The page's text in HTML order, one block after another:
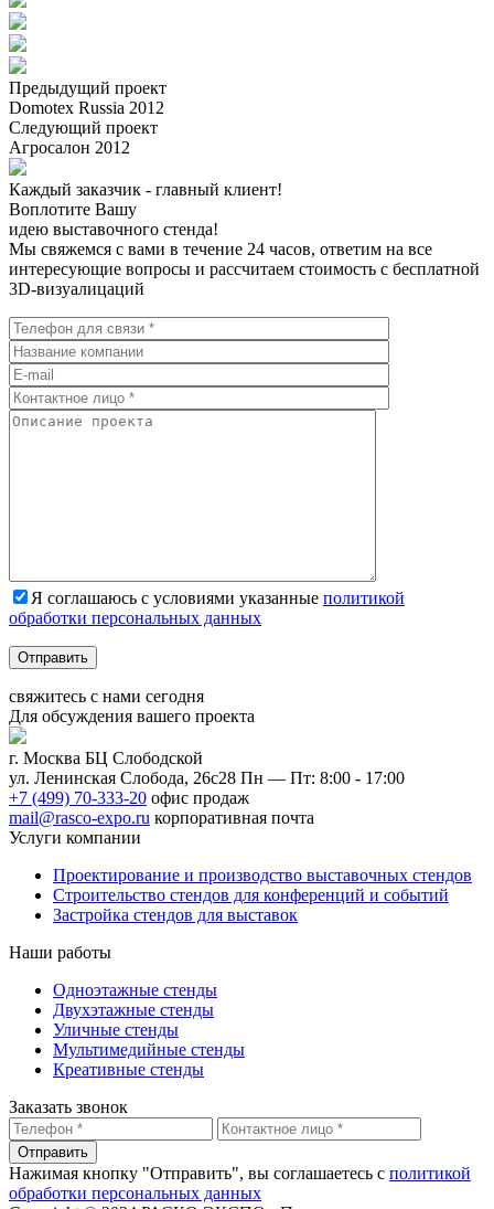
Предыдущий проект
Domotex Russia 2012
Следующий проект
Агросалон 2012
Каждый заказчик - главный клиент!
Воплотите Вашу
идею выставочного стенда!
Мы свяжемся с вами в течение 24 часов, ответим на все
интересующие вопросы и рассчитаем стоимость с бесплатной
3D-визуалицаций
Я соглашаюсь с условиями указанные политикой
обработки персональных данных
Отправить
свяжитесь с нами сегодня
Для обсуждения вашего проекта
г. Москва БЦ Слободской
ул. Ленинская Слобода, 26с28 Пн — Пт: 8:00 - 17:00
+7 (499) 70-333-20 офис продаж
mail@rasco-expo.ru корпоративная почта
Услуги компании
Проектирование и производство выставочных стендов
Строительство стендов для конференций и событий
Застройка стендов для выставок
Наши работы
Одноэтажные стенды
Двухэтажные стенды
Уличные стенды
Мультимедийные стенды
Креативные стенды
Заказать звонок
Отправить
Нажимая кнопку "Отправить", вы соглашаетесь с политикой
обработки персональных данных